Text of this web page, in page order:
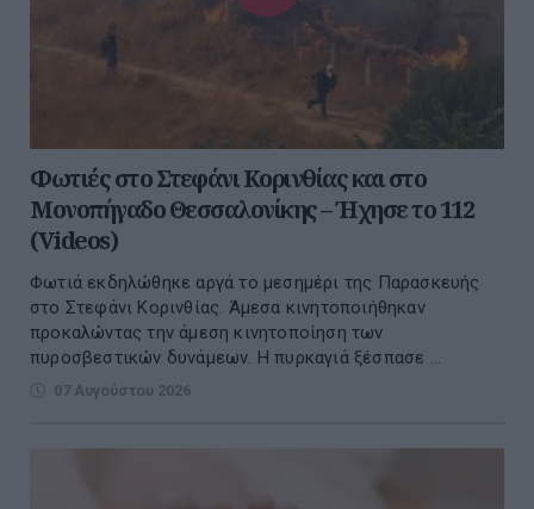
Φωτιές στο Στεφάνι Κορινθίας και στο
Μονοπήγαδο Θεσσαλονίκης – Ήχησε το 112
(Videos)
Φωτιά εκδηλώθηκε αργά το μεσημέρι της Παρασκευής
στο Στεφάνι Κορινθίας. Άμεσα κινητοποιήθηκαν
προκαλώντας την άμεση κινητοποίηση των
πυροσβεστικών δυνάμεων. Η πυρκαγιά ξέσπασε ...
07 Αυγούστου 2026